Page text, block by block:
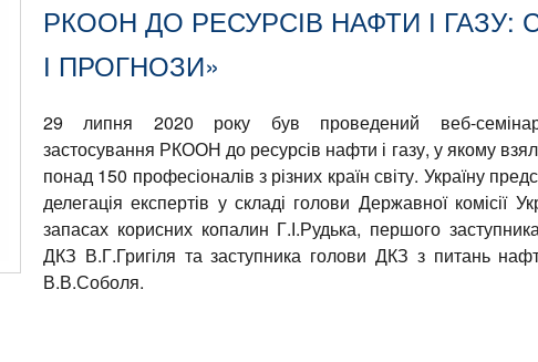
РКООН ДО РЕСУРСІВ НАФТИ І ГАЗУ:
І ПРОГНОЗИ»
29 липня 2020 року був проведений веб-
застосування РКООН до ресурсів нафти і газу, у якому
понад 150 професіоналів з різних країн світу. Україну
делегація експертів у складі голови Державної комісії
запасах корисних копалин Г.І.Рудька, першого
ДКЗ В.Г.Григіля та заступника голови ДКЗ з питань
В.В.Соболя.